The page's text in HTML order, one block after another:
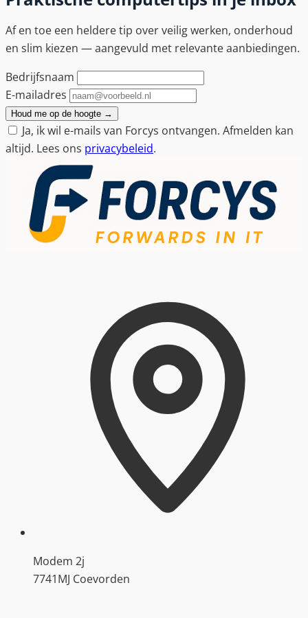
Af en toe een heldere tip over veilig werken, onderhoud
en slim kiezen — aangevuld met relevante aanbiedingen.
Bedrijfsnaam
E-mailadres
Houd me op de hoogte →
Ja, ik wil e-mails van Forcys ontvangen. Afmelden kan
altijd. Lees ons privacybeleid.
Modem 2j
7741MJ Coevorden